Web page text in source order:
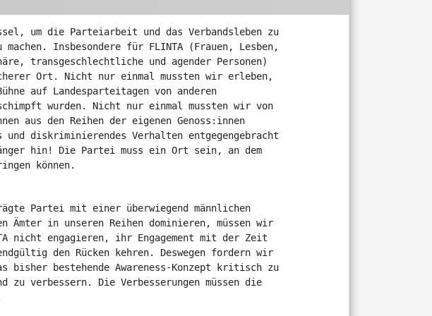
um die Parteiarbeit und das Verbandsleben zu
Insbesondere für FLINTA (Frauen, Lesben,
transgeschlechtliche und agender Personen)
Ort. Nicht nur einmal mussten wir erleben,
auf Landesparteitagen von anderen
wurden. Nicht nur einmal mussten wir von
aus den Reihen der eigenen Genoss:innen
und diskriminierendes Verhalten entgegengebracht
hin! Die Partei muss ein Ort sein, an dem
können.
Partei mit einer überwiegend männlichen
in unseren Reihen dominieren, müssen wir
nicht engagieren, ihr Engagement mit der Zeit
den Rücken kehren. Deswegen fordern wir
bisher bestehende Awareness-Konzept kritisch zu
verbessern. Die Verbesserungen müssen die